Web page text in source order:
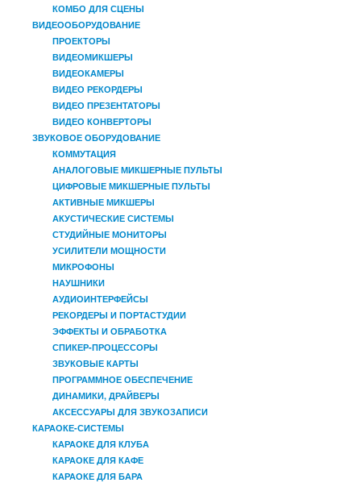
КОМБО ДЛЯ СЦЕНЫ
ВИДЕООБОРУДОВАНИЕ
ПРОЕКТОРЫ
ВИДЕОМИКШЕРЫ
ВИДЕОКАМЕРЫ
ВИДЕО РЕКОРДЕРЫ
ВИДЕО ПРЕЗЕНТАТОРЫ
ВИДЕО КОНВЕРТОРЫ
ЗВУКОВОЕ ОБОРУДОВАНИЕ
КОММУТАЦИЯ
АНАЛОГОВЫЕ МИКШЕРНЫЕ ПУЛЬТЫ
ЦИФРОВЫЕ МИКШЕРНЫЕ ПУЛЬТЫ
АКТИВНЫЕ МИКШЕРЫ
АКУСТИЧЕСКИЕ СИСТЕМЫ
СТУДИЙНЫЕ МОНИТОРЫ
УСИЛИТЕЛИ МОЩНОСТИ
МИКРОФОНЫ
НАУШНИКИ
АУДИОИНТЕРФЕЙСЫ
РЕКОРДЕРЫ И ПОРТАСТУДИИ
ЭФФЕКТЫ И ОБРАБОТКА
СПИКЕР-ПРОЦЕССОРЫ
ЗВУКОВЫЕ КАРТЫ
ПРОГРАММНОЕ ОБЕСПЕЧЕНИЕ
ДИНАМИКИ, ДРАЙВЕРЫ
АКСЕССУАРЫ ДЛЯ ЗВУКОЗАПИСИ
КАРАОКЕ-СИСТЕМЫ
КАРАОКЕ ДЛЯ КЛУБА
КАРАОКЕ ДЛЯ КАФЕ
КАРАОКЕ ДЛЯ БАРА